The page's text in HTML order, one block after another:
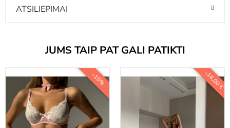
ATSILIEPIMAI
JUMS TAIP PAT GALI PATIKTI
−10% -16,00 €